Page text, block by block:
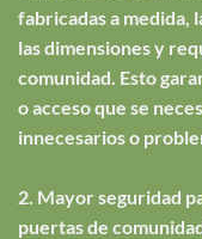
fabricadas a medida,
las dimensiones y
comunidad. Esto
o acceso que se
innecesarios o
2. Mayor seguridad
puertas de